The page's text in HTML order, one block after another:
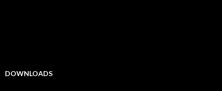
DOWNLOADS